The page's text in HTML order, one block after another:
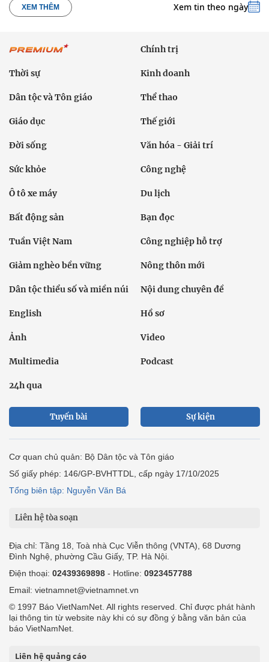
XEM THÊM Xem tin theo ngày
Chính trị
Thời sự Kinh doanh
Dân tộc và Tôn giáo Thể thao
Giáo dục Thế giới
Đời sống Văn hóa - Giải trí
Sức khỏe Công nghệ
Ô tô xe máy Du lịch
Bất động sản Bạn đọc
Tuần Việt Nam Công nghiệp hỗ trợ
Giảm nghèo bền vững Nông thôn mới
Dân tộc thiểu số và miền núi Nội dung chuyên đề
English Hồ sơ
Ảnh Video
Multimedia Podcast
24h qua
Tuyến bài Sự kiện
Cơ quan chủ quản: Bộ Dân tộc và Tôn giáo
Số giấy phép: 146/GP-BVHTTDL, cấp ngày 17/10/2025
Tổng biên tập: Nguyễn Văn Bá
Liên hệ tòa soạn
Địa chỉ: Tầng 18, Toà nhà Cục Viễn thông (VNTA), 68 Dương
Đình Nghệ, phường Cầu Giấy, TP. Hà Nội.
Điện thoại: 02439369898 - Hotline: 0923457788
Email: vietnamnet@vietnamnet.vn
© 1997 Báo VietNamNet. All rights reserved. Chỉ được phát hành
lại thông tin từ website này khi có sự đồng ý bằng văn bản của
báo VietNamNet.
Liên hệ quảng cáo